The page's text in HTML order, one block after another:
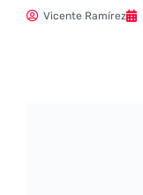
Vicente Ramírez